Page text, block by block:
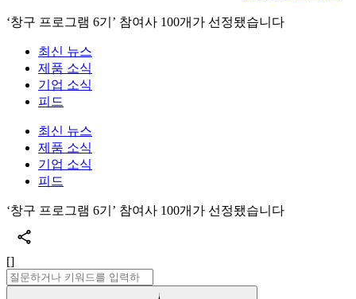
‘창구 프로그램 6기’ 참여사 100개가 선정됐습니다
최신 뉴스
제품 소식
기업 소식
피드
최신 뉴스
제품 소식
기업 소식
피드
‘창구 프로그램 6기’ 참여사 100개가 선정됐습니다
[]